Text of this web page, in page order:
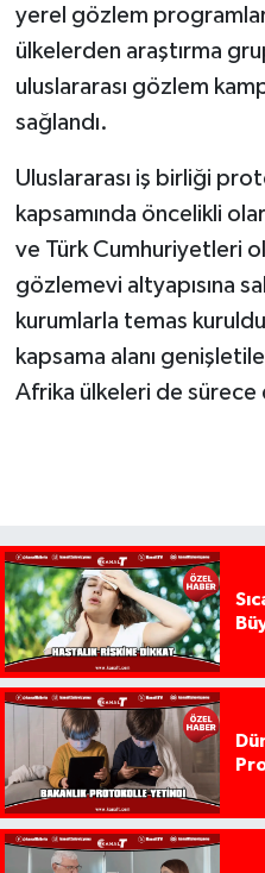
yerel gözlem
ülkelerden araştırma
uluslararası gözlem
sağlandı.
Uluslararası iş birliği
kapsamında öncelikli
ve Türk Cumhuriyetleri
gözlemevi altyapısına
kurumlarla temas
kapsama alanı
Afrika ülkeleri de sürece